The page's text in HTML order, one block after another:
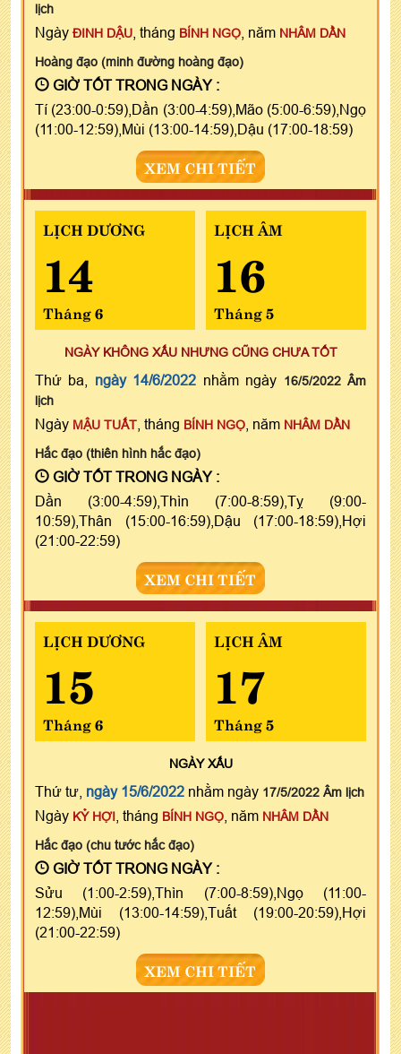
lịch
Ngày ĐINH DẬU , tháng BÍNH NGỌ , năm NHÂM DẦN
Hoàng đạo (minh đường hoàng đạo)
GIỜ TỐT TRONG NGÀY :
Tí (23:00-0:59),Dần (3:00-4:59),Mão (5:00-6:59),Ngọ
(11:00-12:59),Mùi (13:00-14:59),Dậu (17:00-18:59)
XEM CHI TIẾT
LỊCH DƯƠNG
14
Tháng 6
LỊCH ÂM
16
Tháng 5
NGÀY KHÔNG XẤU NHƯNG CŨNG CHƯA TỐT
Thứ ba, ngày 14/6/2022 nhằm ngày 16/5/2022 Âm
lịch
Ngày MẬU TUẤT , tháng BÍNH NGỌ , năm NHÂM DẦN
Hắc đạo (thiên hình hắc đạo)
GIỜ TỐT TRONG NGÀY :
Dần (3:00-4:59),Thìn (7:00-8:59),Tỵ (9:00-
10:59),Thân (15:00-16:59),Dậu (17:00-18:59),Hợi
(21:00-22:59)
XEM CHI TIẾT
LỊCH DƯƠNG
15
Tháng 6
LỊCH ÂM
17
Tháng 5
NGÀYXẤU
Thứ tư, ngày 15/6/2022 nhằm ngày 17/5/2022 Âm lịch
Ngày KỶ HỢI , tháng BÍNH NGỌ , năm NHÂM DẦN
Hắc đạo (chu tước hắc đạo)
GIỜ TỐT TRONG NGÀY :
Sửu (1:00-2:59),Thìn (7:00-8:59),Ngọ (11:00-
12:59),Mùi (13:00-14:59),Tuất (19:00-20:59),Hợi
(21:00-22:59)
XEM CHI TIẾT